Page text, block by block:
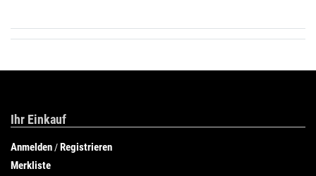
Ihr Einkauf
Anmelden /Registrieren
Merkliste